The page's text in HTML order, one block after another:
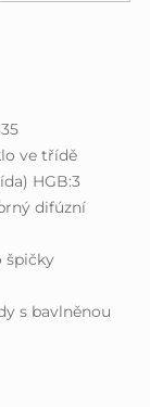
ve třídě
HGB:3
difúzní
špičky
s bavlněnou